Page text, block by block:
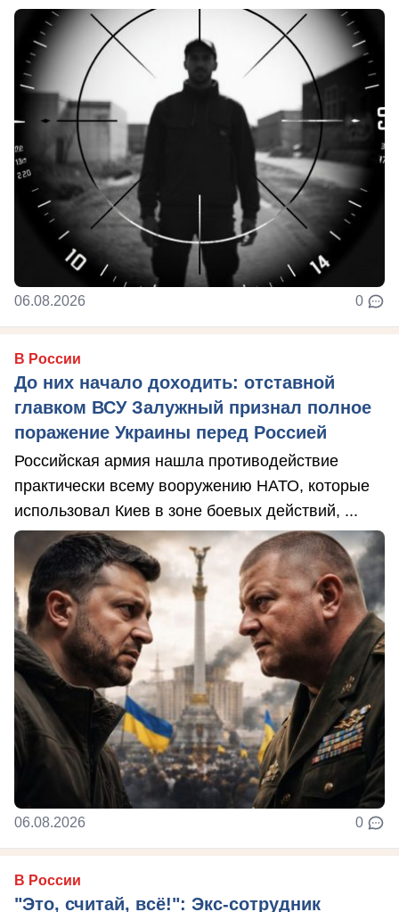
06.08.2026 0
В России
До них начало доходить: отставной
главком ВСУ Залужный признал полное
поражение Украины перед Россией
Российская армия нашла противодействие
практически всему вооружению НАТО, которые
использовал Киев в зоне боевых действий, ...
06.08.2026 0
В России
"Это, считай, всё!": Экс-сотрудник